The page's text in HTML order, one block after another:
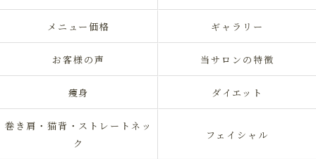
メニュー価格 ギャラリー
お客様の声 当サロンの特徴
痩身 ダイエット
巻き肩・猫背・ストレートネッ
ク
フェイシャル